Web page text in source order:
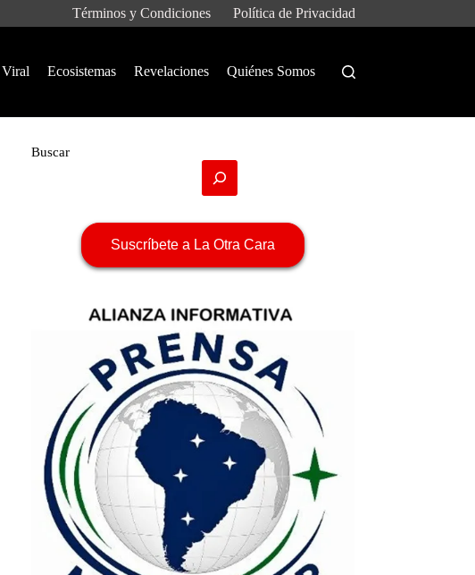
Términos y Condiciones Política de Privacidad
Viral Ecosistemas Revelaciones Quiénes Somos
Buscar
Suscríbete a La Otra Cara